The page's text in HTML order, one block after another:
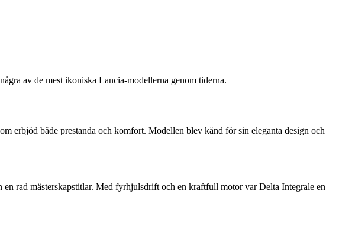
av de mest ikoniska Lancia-modellerna genom tiderna.
erbjöd både prestanda och komfort. Modellen blev känd för sin eleganta design och
rad mästerskapstitlar. Med fyrhjulsdrift och en kraftfull motor var Delta Integrale en